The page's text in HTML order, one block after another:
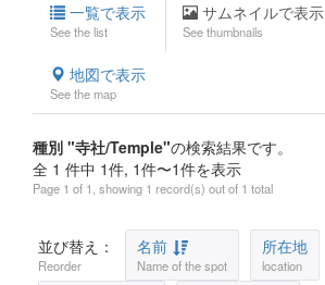
一覧で表示
See the list
サムネイルで表示
See thumbnails
地図で表示
See the map
種別 "寺社/Temple"の検索結果です。
全 1 件中 1件, 1件〜1件を表示
Page 1 of 1, showing 1 record(s) out of 1 total
並び替え：
Reorder
名前
Name of the spot
所在地
location